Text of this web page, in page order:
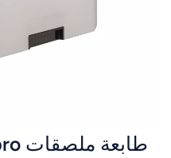
한국어
Melayu